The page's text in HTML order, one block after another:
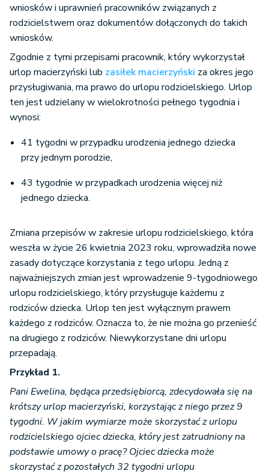
wniosków i uprawnień pracowników związanych z
rodzicielstwem oraz dokumentów dołączonych do takich
wniosków.
Zgodnie z tymi przepisami pracownik, który wykorzystał
urlop macierzyński lub zasiłek macierzyński za okres jego
przysługiwania, ma prawo do urlopu rodzicielskiego. Urlop
ten jest udzielany w wielokrotności pełnego tygodnia i
wynosi:
41 tygodni w przypadku urodzenia jednego dziecka
przy jednym porodzie,
43 tygodnie w przypadkach urodzenia więcej niż
jednego dziecka.
Zmiana przepisów w zakresie urlopu rodzicielskiego, która
weszła w życie 26 kwietnia 2023 roku, wprowadziła nowe
zasady dotyczące korzystania z tego urlopu. Jedną z
najważniejszych zmian jest wprowadzenie 9-tygodniowego
urlopu rodzicielskiego, który przysługuje każdemu z
rodziców dziecka. Urlop ten jest wyłącznym prawem
każdego z rodziców. Oznacza to, że nie można go przenieść
na drugiego z rodziców. Niewykorzystane dni urlopu
przepadają.
Przykład 1.
Pani Ewelina, będąca przedsiębiorcą, zdecydowała się na
krótszy urlop macierzyński, korzystając z niego przez 9
tygodni. W jakim wymiarze może skorzystać z urlopu
rodzicielskiego ojciec dziecka, który jest zatrudniony na
podstawie umowy o pracę? Ojciec dziecka może
skorzystać z pozostałych 32 tygodni urlopu